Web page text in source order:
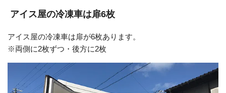
アイス屋の冷凍車は扉6枚
アイス屋の冷凍車は扉が6枚あります。
※両側に2枚ずつ・後方に2枚